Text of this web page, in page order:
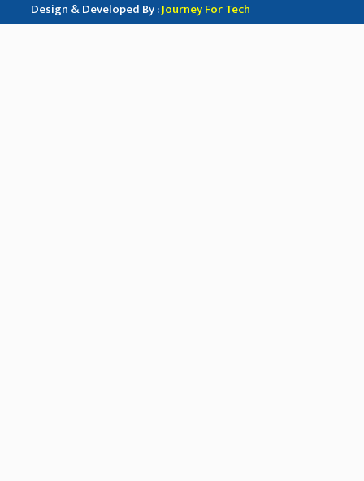
Design & Developed By :Journey For Tech